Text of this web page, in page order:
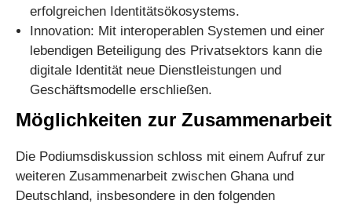
erfolgreichen Identitätsökosystems.
Innovation: Mit interoperablen Systemen und einer
lebendigen Beteiligung des Privatsektors kann die
digitale Identität neue Dienstleistungen und
Geschäftsmodelle erschließen.
Möglichkeiten zur Zusammenarbeit
Die Podiumsdiskussion schloss mit einem Aufruf zur
weiteren Zusammenarbeit zwischen Ghana und
Deutschland, insbesondere in den folgenden